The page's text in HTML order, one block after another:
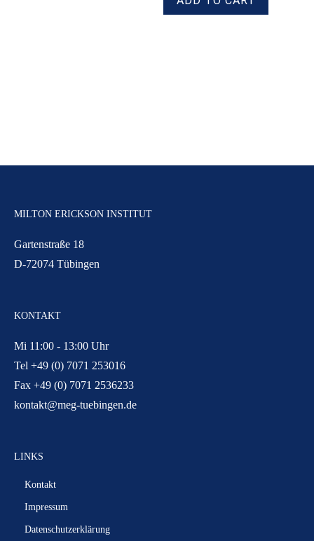
MILTON ERICKSON INSTITUT
Gartenstraße 18
D-72074 Tübingen
KONTAKT
Mi 11:00 - 13:00 Uhr
Tel +49 (0) 7071 253016
Fax +49 (0) 7071 2536233
kontakt@meg-tuebingen.de
LINKS
Kontakt
Impressum
Datenschutzerklärung